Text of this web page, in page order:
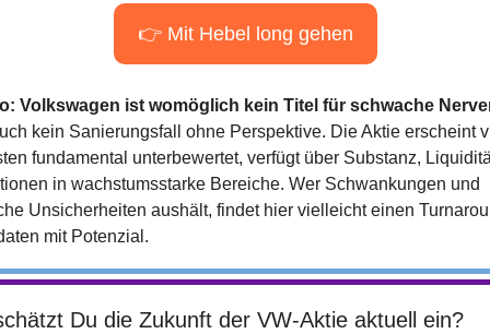
👉 Mit Hebel long gehen
Volkswagen ist womöglich kein Titel für schwache
kein Sanierungsfall ohne Perspektive. Die Aktie erscheint
fundamental unterbewertet, verfügt über Substanz,
in wachstumsstarke Bereiche. Wer Schwankungen und
Unsicherheiten aushält, findet hier vielleicht einen
mit Potenzial.
Du die Zukunft der VW-Aktie aktuell ein?